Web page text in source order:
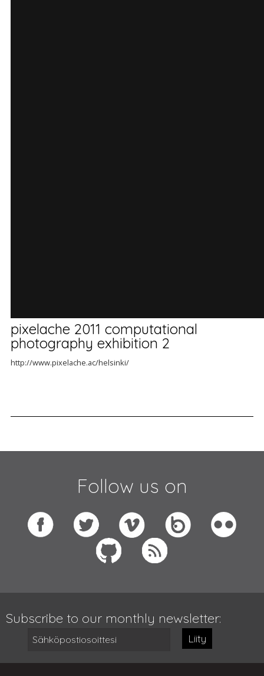
pixelache 2011 computational
photography exhibition 2
http://www.pixelache.ac/helsinki/
Follow us on
Subscribe to our monthly newsletter:
Liity